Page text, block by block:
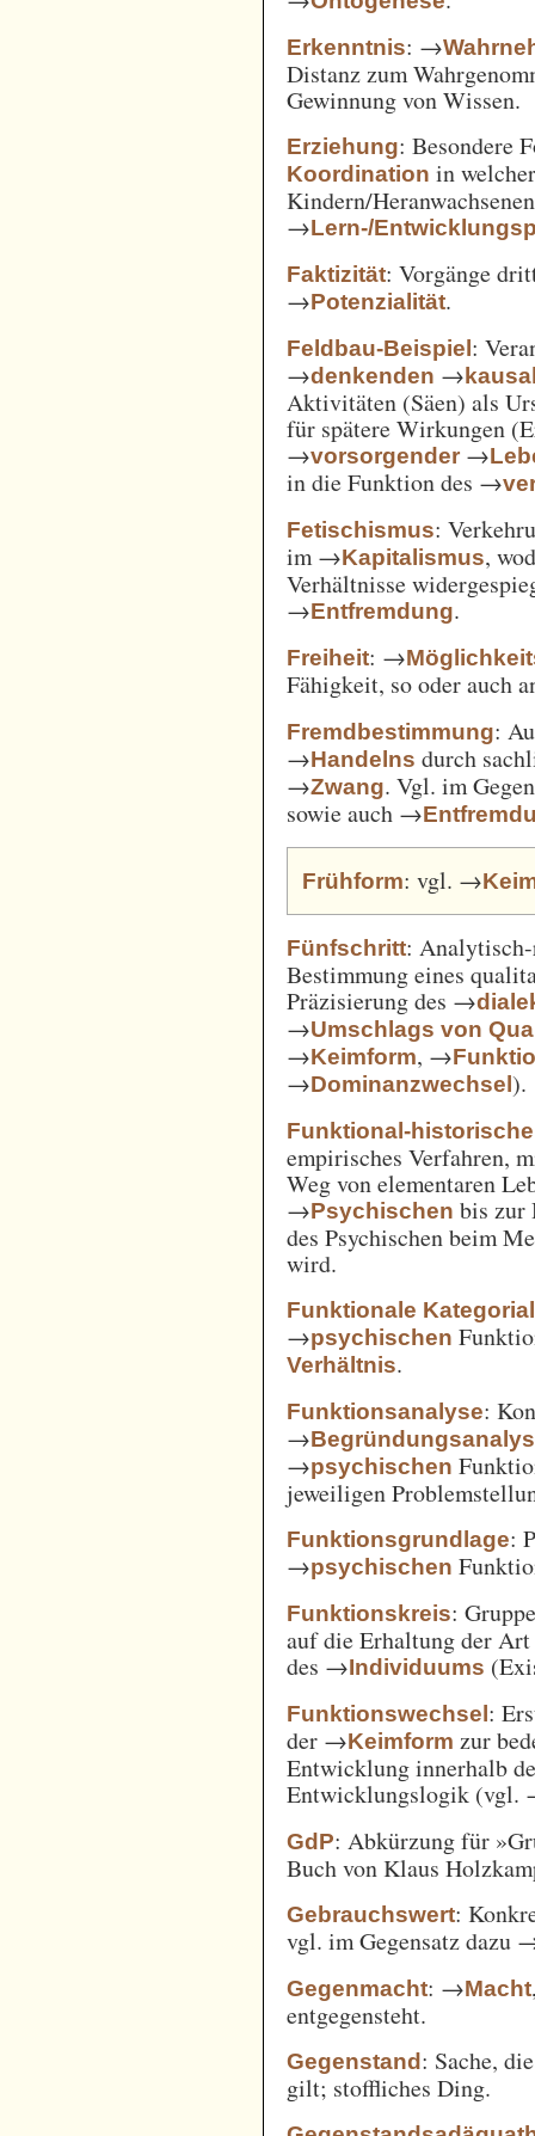
Erkenntnis: →
Distanz zum
Gewinnung von Wissen.
Erziehung: Besondere
Koordination in
Kindern/
→Lern-/
Faktizität: Vorgänge
→Potenzialität.
Feldbau-Beispiel:
→denkenden →
Aktivitäten (Säen) als
für spätere Wirkungen
→vorsorgender →
in die Funktion des →
Fetischismus:
im →Kapitalismus,
Verhältnisse
→Entfremdung.
Freiheit: →
Fähigkeit, so oder auch
Fremdbestimmung:
→Handelns durch
→Zwang. Vgl. im
sowie auch →
Frühform: vgl. →
Fünfschritt:
Bestimmung eines
Präzisierung des →
→Umschlags von
→Keimform, →
→Dominanzwechsel).
Funktional-
empirisches Verfahren,
Weg von elementaren
→Psychischen bis zur
des Psychischen beim
wird.
Funktionale
→psychischen
Verhältnis.
Funktionsanalyse:
→
→psychischen
jeweiligen
Funktionsgrundlage:
→psychischen
Funktionskreis:
auf die Erhaltung der
des →Individuums
Funktionswechsel:
der →Keimform zur
Entwicklung innerhalb
Entwicklungslogik
GdP: Abkürzung für
Buch von Klaus
Gebrauchswert:
vgl. im Gegensatz dazu
Gegenmacht: →Macht
entgegensteht.
Gegenstand: Sache,
gilt; stoffliches Ding.